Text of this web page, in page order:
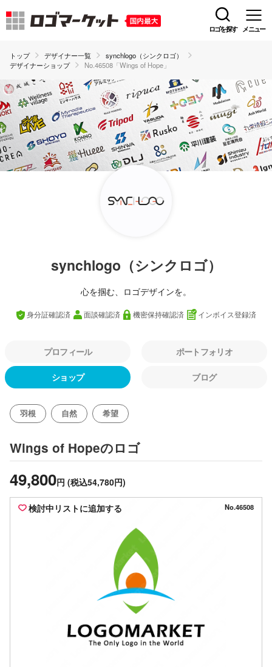
ロゴを探す メニュー
トップ デザイナー一覧
synchlogo（シンクロゴ）
デザイナーショップ
No.46508「Wings of Hope」
synchlogo（シンクロゴ）
心を掴む、ロゴデザインを。
身分証確認済 面談確認済 機密保持確認済 インボイス登録済
プロフィール ポートフォリオ
ショップ ブログ
羽根 自然 希望
Wings of Hopeのロゴ
49,800円 (税込54,780円)
検討中リストに追加する No.46508